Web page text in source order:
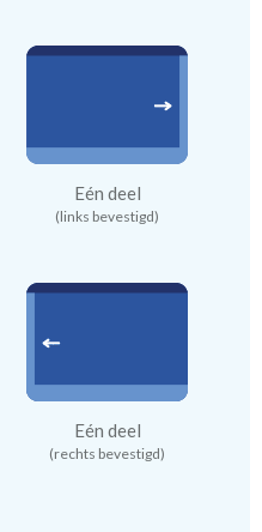
Eén deel
(links bevestigd)
Eén deel
(rechts bevestigd)